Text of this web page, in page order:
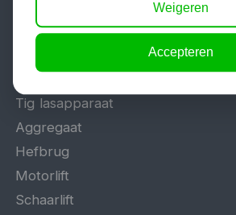
Populaire categorieën
Tig lasapparaat
Aggregaat
Hefbrug
Motorlift
Schaarlift
Weigeren
Accepteren